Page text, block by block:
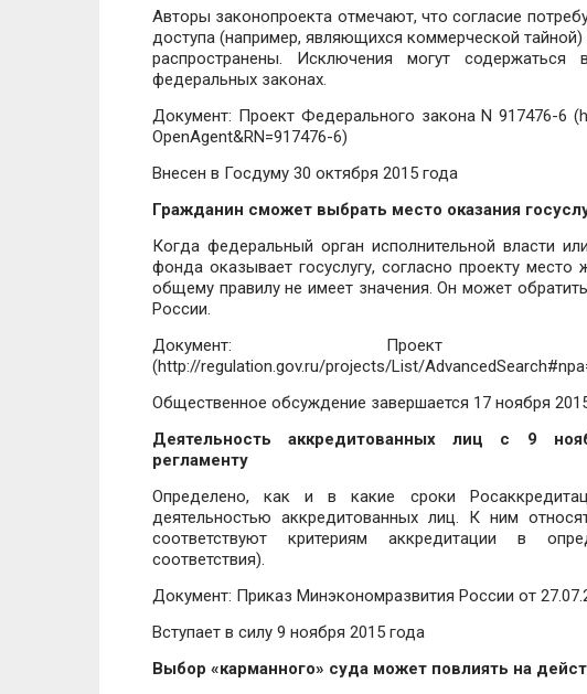
Авторы законопроекта отмечают, что согласие
доступа (например, являющихся коммерческой
распространены. Исключения могут
федеральных законах.
Документ: Проект Федерального закона N 917476-6
OpenAgent&RN=917476-6)
Внесен в Госдуму 30 октября 2015 года
Гражданин сможет выбрать место оказания
Когда федеральный орган исполнительной власти
фонда оказывает госуслугу, согласно проекту место
общему правилу не имеет значения. Он может
России.
Документ: Проект
(http://regulation.gov.ru/projects/List/
Общественное обсуждение завершается 17 ноября
Деятельность аккредитованных лиц с 9
регламенту
Определено, как и в какие сроки
деятельностью аккредитованных лиц. К ним
соответствуют критериям аккредитации в
соответствия).
Документ: Приказ Минэкономразвития России от
Вступает в силу 9 ноября 2015 года
Выбор «карманного» суда может повлиять на